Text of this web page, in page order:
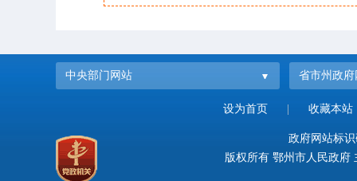
中央部门网站 省市州政府
设为首页 收藏本站
政府网站标
版权所有 鄂州市人民政府